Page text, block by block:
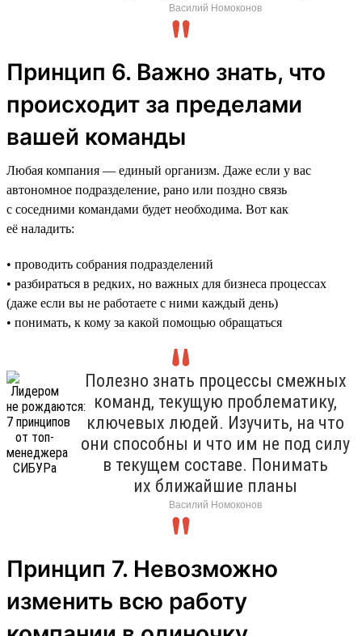
Василий Номоконов
Принцип 6. Важно знать, что
происходит за пределами
вашей команды
Любая компания — единый организм. Даже если у вас
автономное подразделение, рано или поздно связь
с соседними командами будет необходима. Вот как
её наладить:
• проводить собрания подразделений
• разбираться в редких, но важных для бизнеса процессах
(даже если вы не работаете с ними каждый день)
• понимать, к кому за какой помощью обращаться
Полезно знать процессы смежных
команд, текущую проблематику,
ключевых людей. Изучить, на что
они способны и что им не под силу
в текущем составе. Понимать
их ближайшие планы
Василий Номоконов
Принцип 7. Невозможно
изменить всю работу